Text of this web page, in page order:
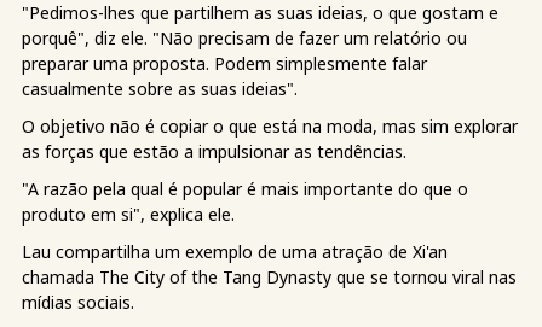
"Pedimos-lhes que partilhem as suas ideias, o que gostam e
porquê", diz ele. "Não precisam de fazer um relatório ou
preparar uma proposta. Podem simplesmente falar
casualmente sobre as suas ideias".
O objetivo não é copiar o que está na moda, mas sim explorar
as forças que estão a impulsionar as tendências.
"A razão pela qual é popular é mais importante do que o
produto em si", explica ele.
Lau compartilha um exemplo de uma atração de Xi'an
chamada The City of the Tang Dynasty que se tornou viral nas
mídias sociais.